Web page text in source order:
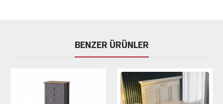
BENZER ÜRÜNLER